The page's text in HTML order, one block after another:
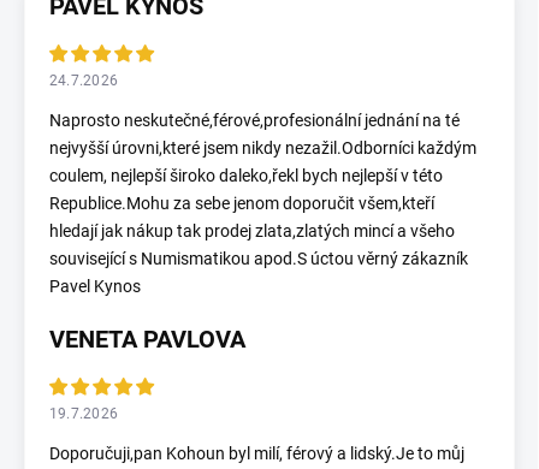
PAVEL KYNOS
24.7.2026
Naprosto neskutečné,férové,profesionální jednání na té
nejvyšší úrovni,které jsem nikdy nezažil.Odborníci každým
coulem, nejlepší široko daleko,řekl bych nejlepší v této
Republice.Mohu za sebe jenom doporučit všem,kteří
hledají jak nákup tak prodej zlata,zlatých mincí a všeho
související s Numismatikou apod.S úctou věrný zákazník
Pavel Kynos
VENETA PAVLOVA
19.7.2026
Doporučuji,pan Kohoun byl milí, férový a lidský.Je to můj